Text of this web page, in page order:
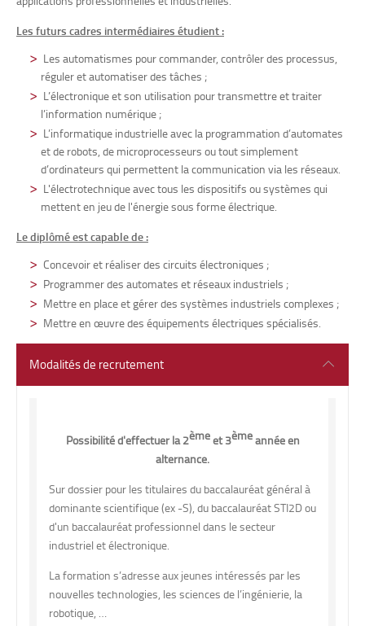
Les futurs cadres intermédiaires étudient :
Les automatismes pour commander, contrôler des processus,
réguler et automatiser des tâches ;
L’électronique et son utilisation pour transmettre et traiter
l’information numérique ;
L’informatique industrielle avec la programmation d’automates
et de robots, de microprocesseurs ou tout simplement
d’ordinateurs qui permettent la communication via les réseaux.
L'électrotechnique avec tous les dispositifs ou systèmes qui
mettent en jeu de l'énergie sous forme électrique.
Le diplômé est capable de :
Concevoir et réaliser des circuits électroniques ;
Programmer des automates et réseaux industriels ;
Mettre en place et gérer des systèmes industriels complexes ;
Mettre en œuvre des équipements électriques spécialisés.
Modalités de recrutement
Possibilité d'effectuer la 2èmeet 3èmeannée en
alternance.
Sur dossier pour les titulaires du baccalauréat général à
dominante scientifique (ex -S), du baccalauréat STI2D ou
d'un baccalauréat professionnel dans le secteur
industriel et électronique.
La formation s’adresse aux jeunes intéressés par les
nouvelles technologies, les sciences de l’ingénierie, la
robotique, …